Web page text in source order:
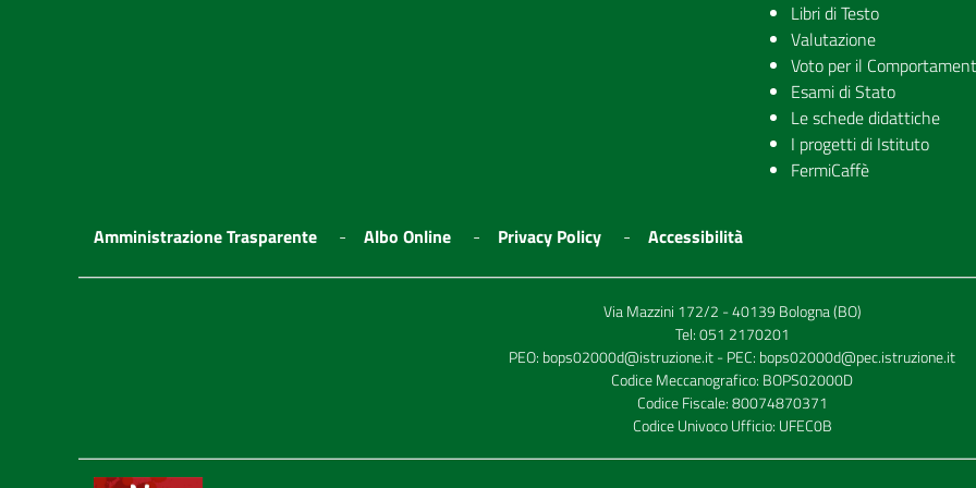
Libri di Testo
Valutazione
Voto per il
Esami di Stato
Le schede didattiche
I progetti di Istituto
FermiCaffè
Amministrazione Trasparente Albo Online Privacy Policy Accessibilità
Via Mazzini 172/2 - 40139 Bologna (BO)
Tel:051 2170201
PEO: bops02000d@istruzione.it- PEC: bops02000d@pec.istruzione.it
Codice Meccanografico: BOPS02000D
Codice Fiscale: 80074870371
Codice Univoco Ufficio: UFEC0B